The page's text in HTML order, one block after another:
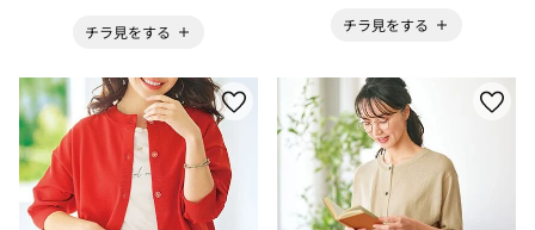
チラ見をする
チラ見をする